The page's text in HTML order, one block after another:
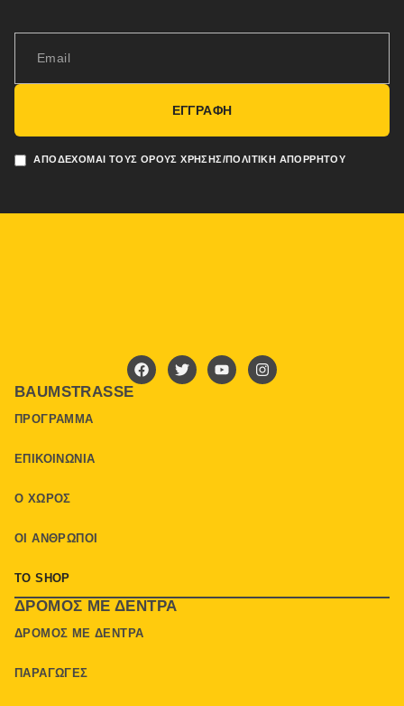
ΑΠΟΔΈΧΟΜΑΙ ΤΟΥΣ ΌΡΟΥΣ ΧΡΉΣΗΣ/ΠΟΛΙΤΙΚΉ ΑΠΟΡΡΉΤΟΥ
ΕΓΓΡΑΦΗ
BAUMSTRASSE
ΠΡΌΓΡΑΜΜΑ
ΕΠΙΚΟΙΝΩΝΊΑ
Ο ΧΏΡΟΣ
ΟΙ ΆΝΘΡΩΠΟΙ
ΤΟ SHOP
ΔΡΌΜΟΣ ΜΕ ΔΈΝΤΡΑ
ΔΡΌΜΟΣ ΜΕ ΔΈΝΤΡΑ
ΠΑΡΑΓΩΓΈΣ